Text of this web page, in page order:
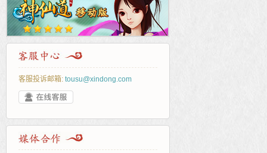
客服投诉邮箱: tousu@xindong.com